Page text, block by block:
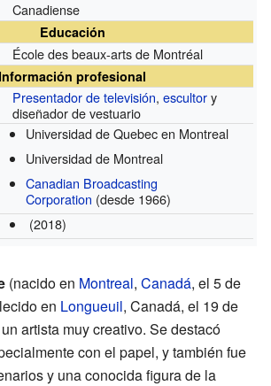
Canadiense
Educación
École des beaux-arts de Montréal
Información profesional
Presentador de televisión,escultory
diseñador de vestuario
Universidad de Quebec en Montreal
Universidad de Montreal
Canadian Broadcasting
Corporation (desde 1966)
(2018)
(nacido en Montreal, Canadá, el 5 de
en Longueuil, Canadá, el 19 de
artista muy creativo. Se destacó
con el papel, y también fue
y una conocida figura de la